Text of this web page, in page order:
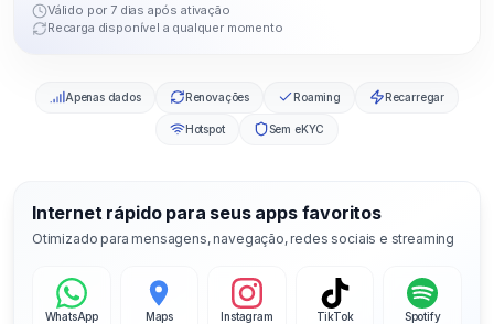
Válido por 7 dias após ativação
Recarga disponível a qualquer momento
Apenas dados Renovações Roaming Recarregar
Hotspot Sem eKYC
Internet rápido para seus apps favoritos
Otimizado para mensagens, navegação, redes sociais e streaming
WhatsApp Maps Instagram TikTok Spotify